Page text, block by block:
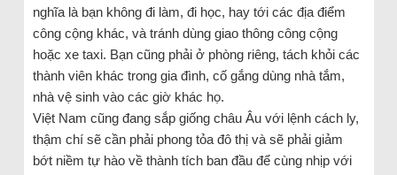
nghĩa là bạn không đi làm, đi học, hay tới các địa điểm
công cộng khác, và tránh dùng giao thông công cộng
hoặc xe taxi. Bạn cũng phải ở phòng riêng, tách khỏi các
thành viên khác trong gia đình, cố gắng dùng nhà tắm,
nhà vệ sinh vào các giờ khác họ.
Việt Nam cũng đang sắp giống châu Âu với lệnh cách ly,
thậm chí sẽ cần phải phong tỏa đô thị và sẽ phải giảm
bớt niềm tự hào về thành tích ban đầu để cùng nhịp với